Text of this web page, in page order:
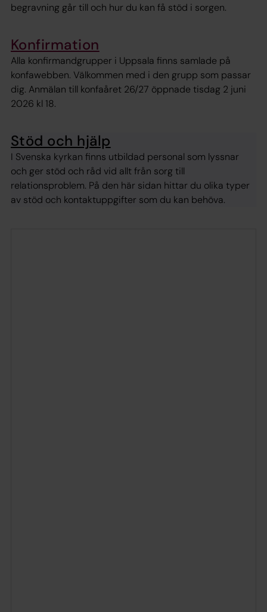
begravning går till och hur du kan få stöd i sorgen.
Konfirmation
Alla konfirmandgrupper i Uppsala finns samlade på
konfawebben. Välkommen med i den grupp som passar
dig. Anmälan till konfaåret 26/27 öppnade tisdag 2 juni
2026 kl 18.
Stöd och hjälp
I Svenska kyrkan finns utbildad personal som lyssnar
och ger stöd och råd vid allt från sorg till
relationsproblem. På den här sidan hittar du olika typer
av stöd och kontaktuppgifter som du kan behöva.